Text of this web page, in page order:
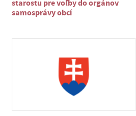
starostu pre voľby do orgánov
samosprávy obcí